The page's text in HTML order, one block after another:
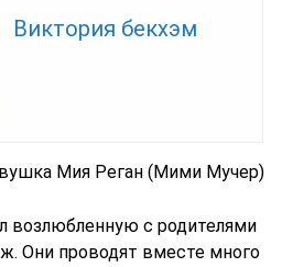
Виктория бекхэм
Мия Реган (Мими Мучер)
возлюбленную с родителями
Они проводят вместе много